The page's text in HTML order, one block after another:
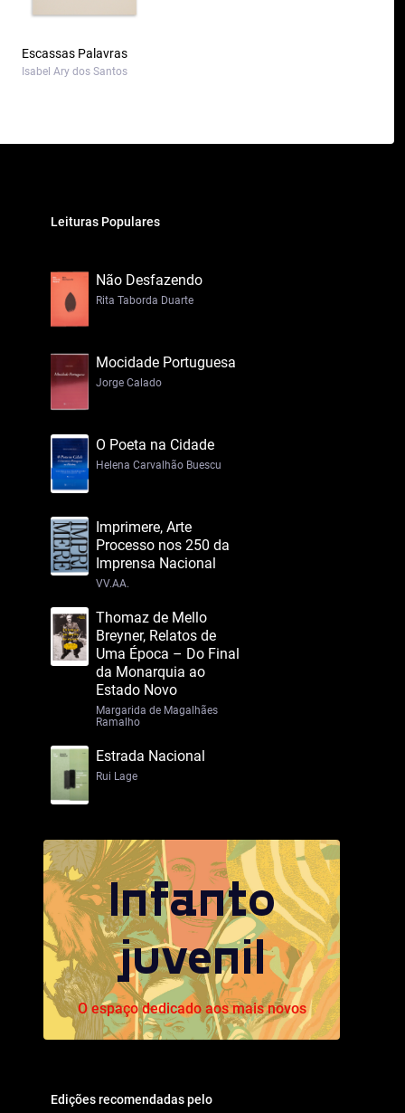
Escassas Palavras
Isabel Ary dos Santos
Leituras Populares
Não Desfazendo
Rita Taborda Duarte
Mocidade Portuguesa
Jorge Calado
O Poeta na Cidade
Helena Carvalhão Buescu
Imprimere, Arte
Processo nos 250 da
Imprensa Nacional
VV.AA.
Thomaz de Mello
Breyner, Relatos de
Uma Época – Do Final
da Monarquia ao
Estado Novo
Margarida de Magalhães
Ramalho
Estrada Nacional
Rui Lage
Infanto
juvenil
O espaço dedicado aos mais novos
Edições recomendadas pelo